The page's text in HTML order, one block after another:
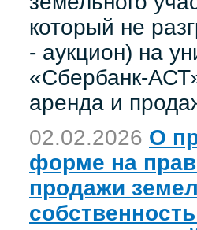
который не
- аукцион) на
«Сбербанк-
аренда и
02.02.2026 О
форме на
продажи